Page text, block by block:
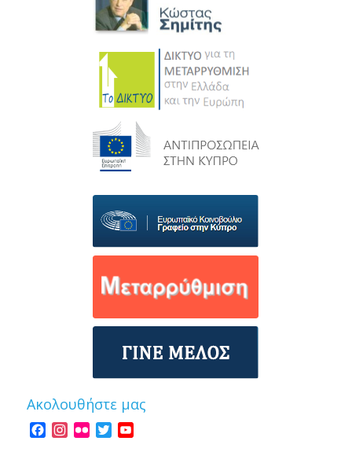
Ακολουθήστε μας
Facebook
Instagram
Flickr Twitter